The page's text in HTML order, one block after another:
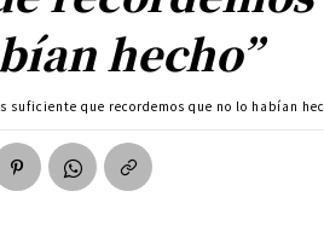
hecho”
suficiente que recordemos que no lo habían